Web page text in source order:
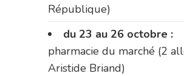
République)
du 23 au 26 octobre :
pharmacie du marché (2
Aristide Briand)